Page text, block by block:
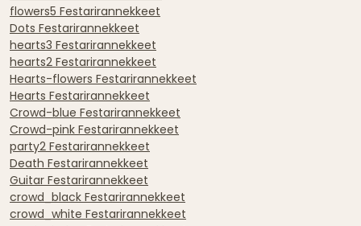
flowers5 Festarirannekkeet
Dots Festarirannekkeet
hearts3 Festarirannekkeet
hearts2 Festarirannekkeet
Hearts-flowers Festarirannekkeet
Hearts Festarirannekkeet
Crowd-blue Festarirannekkeet
Crowd-pink Festarirannekkeet
party2 Festarirannekkeet
Death Festarirannekkeet
Guitar Festarirannekkeet
crowd_black Festarirannekkeet
crowd_white Festarirannekkeet